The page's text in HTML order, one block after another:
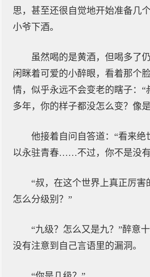
思，甚至还很自觉地开始准备几
小爷下酒。
虽然喝的是黄酒，但喝多了
闲眯着可爱的小醉眼，看着那个
情，似乎永远不会变老的瞎子：“
多年，你的样子都没怎么变？像
他接着自问自答道：“看来绝
以永驻青春……不过，你不是没
“叔，在这个世界上真正厉害
怎么分级别？”
“九级？怎么又是九？”醉意
没有注意到自己言语里的漏洞。